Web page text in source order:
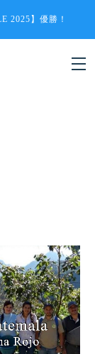
2025】優勝！